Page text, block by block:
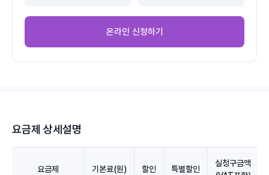
온라인 신청하기
요금제 상세설명
요금제 기본료(원) 할인 특별할인
실청구금액